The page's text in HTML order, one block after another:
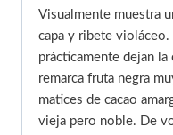
Visualmente muestra
capa y ribete violáceo.
prácticamente dejan la
remarca fruta negra
matices de cacao
vieja pero noble. De